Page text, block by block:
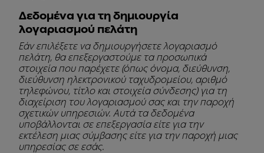
Δεδομένα για τη δημιουργία
λογαριασμού πελάτη
Εάν επιλέξετε να δημιουργήσετε λογαριασμό
πελάτη, θα επεξεργαστούμε τα προσωπικά
στοιχεία που παρέχετε (όπως όνομα, διεύθυνση,
διεύθυνση ηλεκτρονικού ταχυδρομείου, αριθμό
τηλεφώνου, τίτλο και στοιχεία σύνδεσης) για τη
διαχείριση του λογαριασμού σας και την παροχή
σχετικών υπηρεσιών. Αυτά τα δεδομένα
υποβάλλονται σε επεξεργασία είτε για την
εκτέλεση μιας σύμβασης είτε για την παροχή μιας
υπηρεσίας σε εσάς.